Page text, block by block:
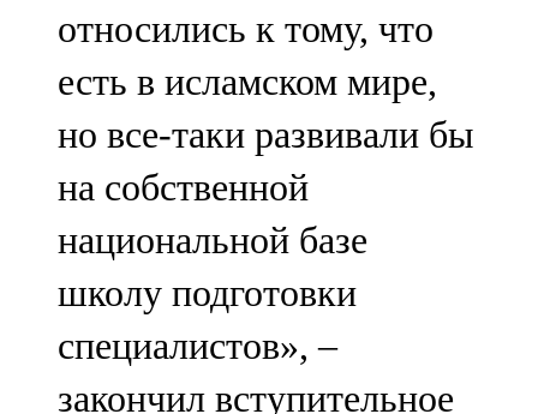
относились к тому, что
есть в исламском мире,
но все-таки развивали бы
на собственной
национальной базе
школу подготовки
специалистов», –
закончил вступительное